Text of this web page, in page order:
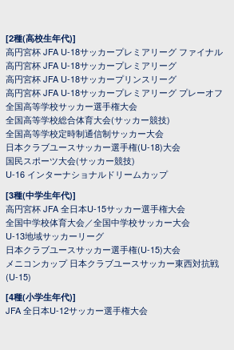
[2種(高校生年代)]
高円宮杯 JFA U-18サッカープレミアリーグ ファイナル
高円宮杯 JFA U-18サッカープレミアリーグ
高円宮杯 JFA U-18サッカープリンスリーグ
高円宮杯 JFA U-18サッカープレミアリーグ プレーオフ
全国高等学校サッカー選手権大会
全国高等学校総合体育大会(サッカー競技)
全国高等学校定時制通信制サッカー大会
日本クラブユースサッカー選手権(U-18)大会
国民スポーツ大会(サッカー競技)
U-16 インターナショナルドリームカップ
[3種(中学生年代)]
高円宮杯 JFA 全日本U-15サッカー選手権大会
全国中学校体育大会／全国中学校サッカー大会
U-13地域サッカーリーグ
日本クラブユースサッカー選手権(U-15)大会
メニコンカップ 日本クラブユースサッカー東西対抗戦
(U-15)
[4種(小学生年代)]
JFA 全日本U-12サッカー選手権大会